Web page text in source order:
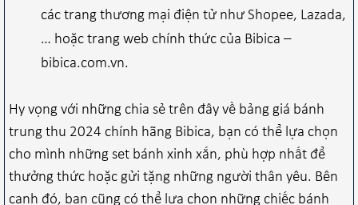
các trang thương mại điện tử như Shopee, Lazada,
… hoặc trang web chính thức của Bibica –
bibica.com.vn.
Hy vọng với những chia sẻ trên đây về bảng giá bánh
trung thu 2024 chính hãng Bibica, bạn có thể lựa chọn
cho mình những set bánh xinh xắn, phù hợp nhất để
thưởng thức hoặc gửi tặng những người thân yêu. Bên
cạnh đó, bạn cũng có thể lựa chọn những chiếc bánh